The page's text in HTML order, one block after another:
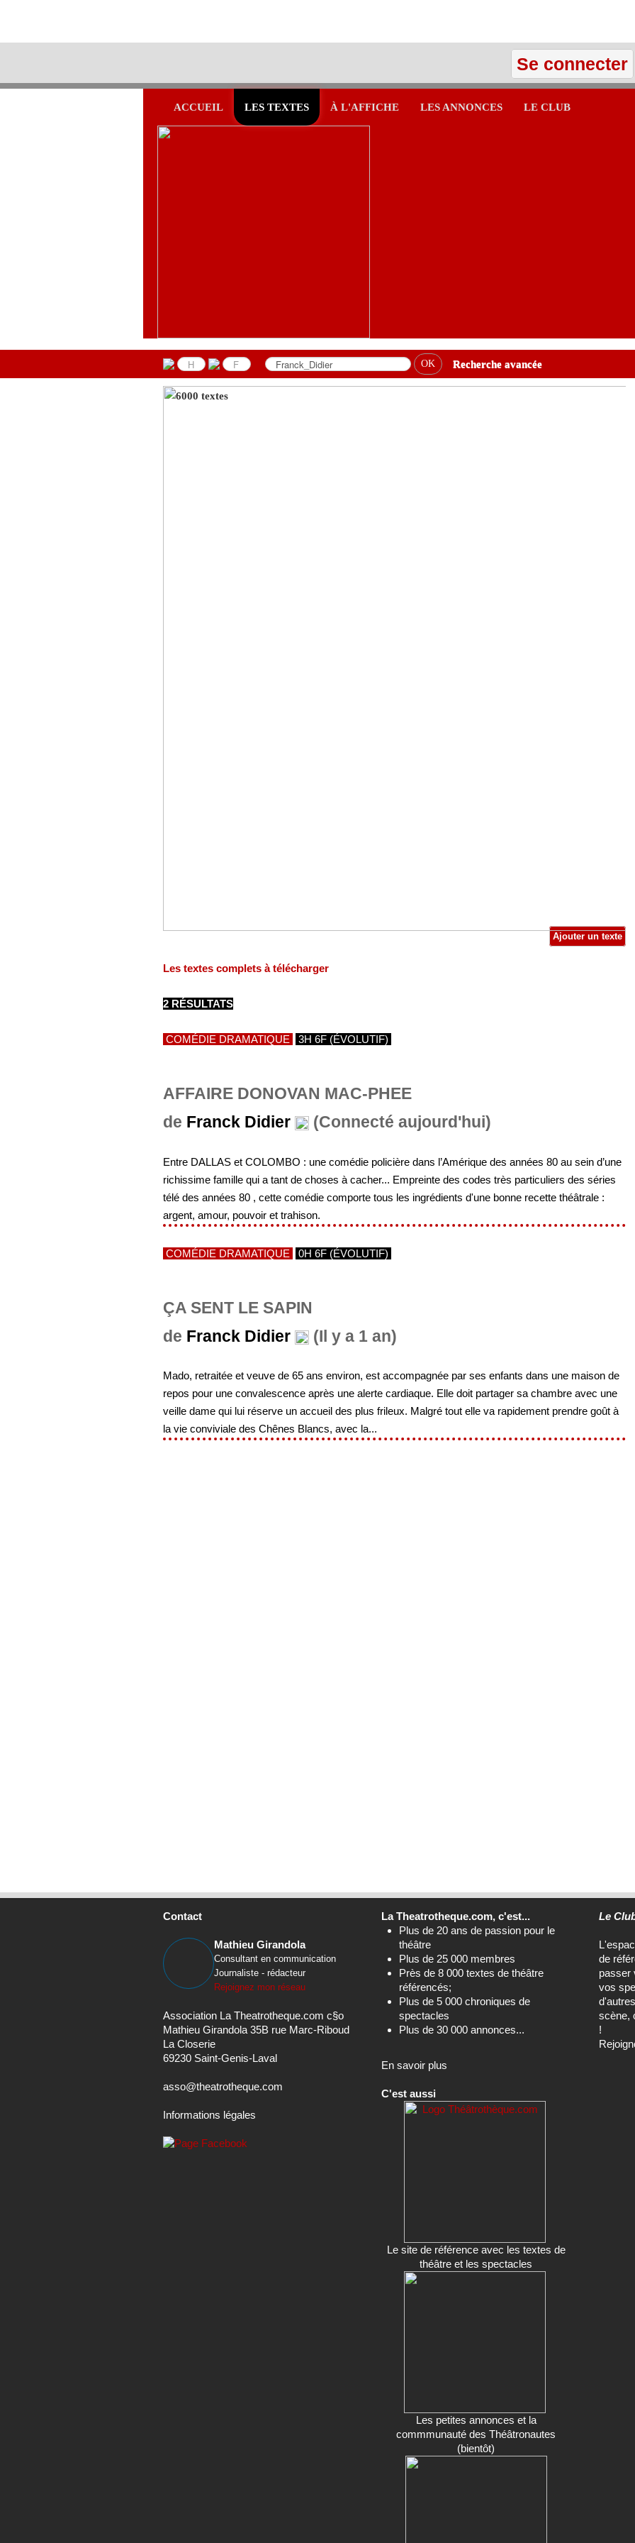
Se connecter
ACCUEIL LES TEXTES À L'AFFICHE LES ANNONCES LE CLUB
Recherche avancée
Ajouter un texte
Les textes complets à télécharger
2 RÉSULTATS
COMÉDIE DRAMATIQUE 3H 6F (ÉVOLUTIF)
AFFAIRE DONOVAN MAC-PHEE
de Franck Didier (Connecté aujourd'hui)
Entre DALLAS et COLOMBO : une comédie policière dans l’Amérique des années 80 au sein d’une
richissime famille qui a tant de choses à cacher... Empreinte des codes très particuliers des séries
télé des années 80 , cette comédie comporte tous les ingrédients d'une bonne recette théâtrale :
argent, amour, pouvoir et trahison.
COMÉDIE DRAMATIQUE 0H 6F (ÉVOLUTIF)
ÇA SENT LE SAPIN
de Franck Didier (Il y a 1 an)
Mado, retraitée et veuve de 65 ans environ, est accompagnée par ses enfants dans une maison de
repos pour une convalescence après une alerte cardiaque. Elle doit partager sa chambre avec une
veille dame qui lui réserve un accueil des plus frileux. Malgré tout elle va rapidement prendre goût à
la vie conviviale des Chênes Blancs, avec la...
Contact
Mathieu Girandola
Consultant en communication
Journaliste - rédacteur
Rejoignez mon réseau
Association La Theatrotheque.com c§o
Mathieu Girandola 35B rue Marc-Riboud
La Closerie
69230 Saint-Genis-Laval
asso@theatrotheque.com
Informations légales
La Theatrotheque.com, c'est...
Plus de 20 ans de passion pour le
théâtre
Plus de 25 000 membres
Près de 8 000 textes de théâtre
référencés;
Plus de 5 000 chroniques de
spectacles
Plus de 30 000 annonces...
En savoir plus
C'est aussi
Le site de référence avec les textes de
théâtre et les spectacles
Les petites annonces et la
commmunauté des Théâtronautes
(bientôt)
Le
de
passer
vos
scène,
!